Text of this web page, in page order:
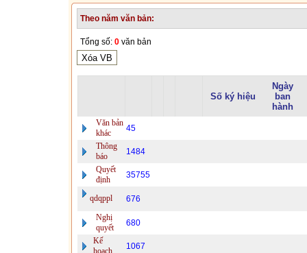
Theo năm văn bản:
Tổng số: 0 văn bản
Số ký hiệu
Ngày
ban
hành
Văn bản
khác
45
Thông
báo
1484
Quyết
định
35755
qdqppl
676
Nghị
quyết
680
Kế
hoạch
1067